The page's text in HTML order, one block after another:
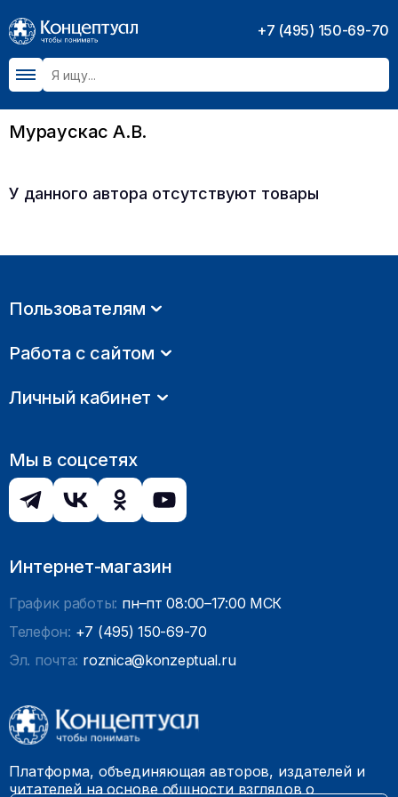
+7 (495) 150-69-70
Мураускас А.В.
У данного автора отсутствуют товары
Пользователям
Работа с сайтом
Личный кабинет
Мы в соцсетях
Интернет-магазин
График работы: пн–пт 08:00–17:00 МСК
Телефон: +7 (495) 150-69-70
Эл. почта: roznica@konzeptual.ru
Платформа, объединяющая авторов, издателей и
читателей на основе общности взглядов о